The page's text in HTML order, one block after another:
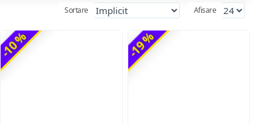
Sortare Afisare
-10 % -19 %